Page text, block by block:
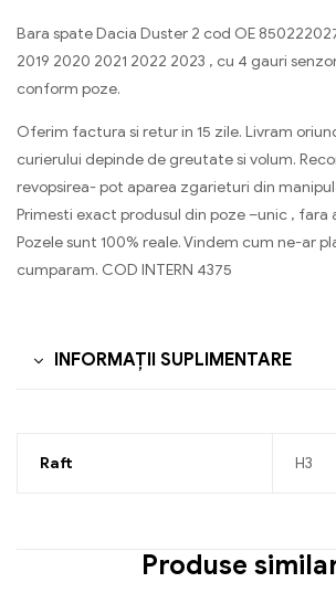
Bara spate Dacia Duster 2 cod OE
2019 2020 2021 2022 2023 , cu 4 gauri
conform poze.
Oferim factura si retur in 15 zile. Livram
curierului depinde de greutate si volum.
revopsirea- pot aparea zgarieturi din
Primesti exact produsul din poze –unic , fara
Pozele sunt 100% reale. Vindem cum ne-ar
cumparam. COD INTERN 4375
INFORMAȚII SUPLIMENTARE
Raft H3
Produse